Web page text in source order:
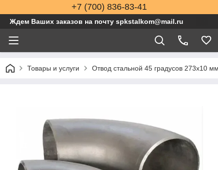
+7 (700) 836-83-41
Ждем Ваших заказов на почту spkstalkom@mail.ru
Товары и услуги Отвод стальной 45 градусов 273x10